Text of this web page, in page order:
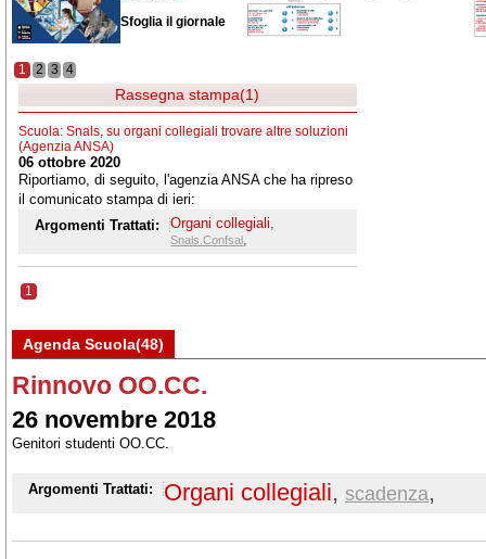
Sfoglia il giornale
1 2 3 4
Rassegna stampa(1)
Scuola: Snals, su organi collegiali trovare altre soluzioni
(Agenzia ANSA)
06 ottobre 2020
Riportiamo, di seguito, l'agenzia ANSA che ha ripreso
il comunicato stampa di ieri:
Argomenti Trattati:
Organi collegiali,
Snals.Confsal,
1
Agenda Scuola(48)
Rinnovo OO.CC.
26 novembre 2018
Genitori studenti OO.CC.
Argomenti Trattati: Organi collegiali, scadenza,